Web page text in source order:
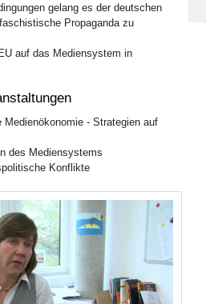
gelang es der deutschen
Propaganda zu
auf das Mediensystem in
- Strategien auf
des Mediensystems
Konflikte